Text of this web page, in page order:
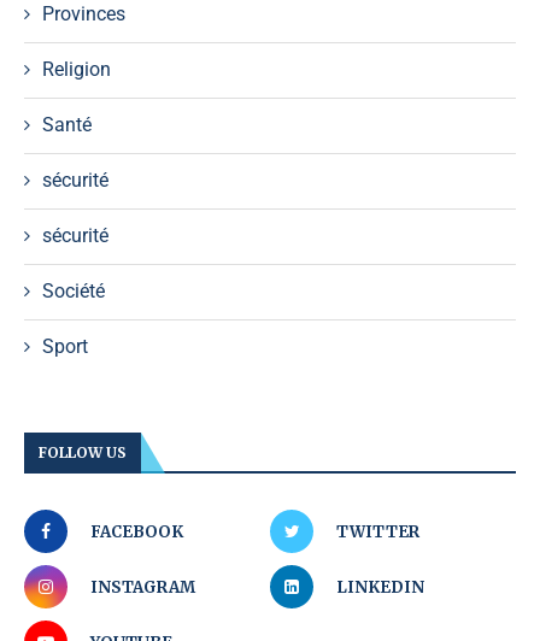
Provinces
Religion
Santé
sécurité
sécurité
Société
Sport
FOLLOW US
FACEBOOK TWITTER
INSTAGRAM LINKEDIN